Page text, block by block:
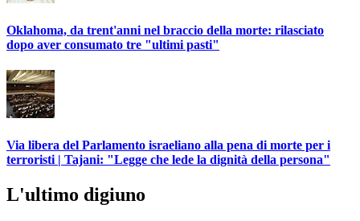
Oklahoma, da trent'anni nel braccio della morte: rilasciato
dopo aver consumato tre "ultimi pasti"
Via libera del Parlamento israeliano alla pena di morte per i
terroristi | Tajani: "Legge che lede la dignità della persona"
L'ultimo digiuno